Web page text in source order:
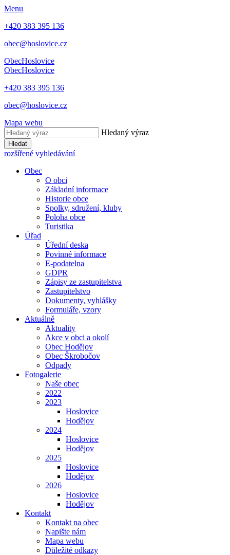
Menu
+420 383 395 136
obec@hoslovice.cz
ObecHoslovice
ObecHoslovice
+420 383 395 136
obec@hoslovice.cz
Mapa webu
Hledaný výraz
Hledat
rozšířené vyhledávání
Obec
O obci
Základní informace
Historie obce
Spolky, sdružení, kluby
Poloha obce
Turistika
Úřad
Úřední deska
Povinné informace
E-podatelna
GDPR
Zápisy ze zastupitelstva
Zastupitelstvo
Dokumenty, vyhlášky
Formuláře, vzory
Aktuálně
Aktuality
Akce v obci a okolí
Obec Hodějov
Obec Škrobočov
Odpady
Fotogalerie
Naše obec
2022
2023
Hoslovice
Hodějov
2024
Hoslovice
Hodějov
2025
Hoslovice
Hodějov
2026
Hoslovice
Hodějov
Kontakt
Kontakt na obec
Napište nám
Mapa webu
Důležité odkazy